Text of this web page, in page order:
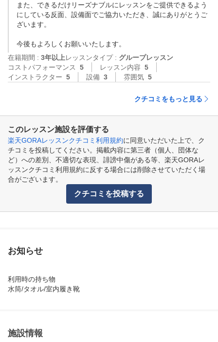
また、できるだけリーズナブルにレッスンをご提供できるよう
にしている反面、設備面でご協力いただき、誠にありがとうご
ざいます。
今後もよろしくお願いいたします。
在籍期間 : 3年以上レッスンタイプ : グループレッスン
コストパフォーマンス
5 レッスン内容 5
インストラクター 5 設備 3 雰囲気 5
クチコミをもっと見る
このレッスン施設を評価する
楽天GORAレッスンクチコミ利用規約に同意いただいた上で、ク
チコミを投稿してください。掲載内容に第三者（個人、団体な
ど）への差別、不適切な表現、誹謗中傷がある等、楽天GORAレ
ッスンクチコミ利用規約に反する場合には削除させていただく場
合がございます。
クチコミを投稿する
お知らせ
利用時の持ち物
水筒/タオル/室内履き靴
施設情報